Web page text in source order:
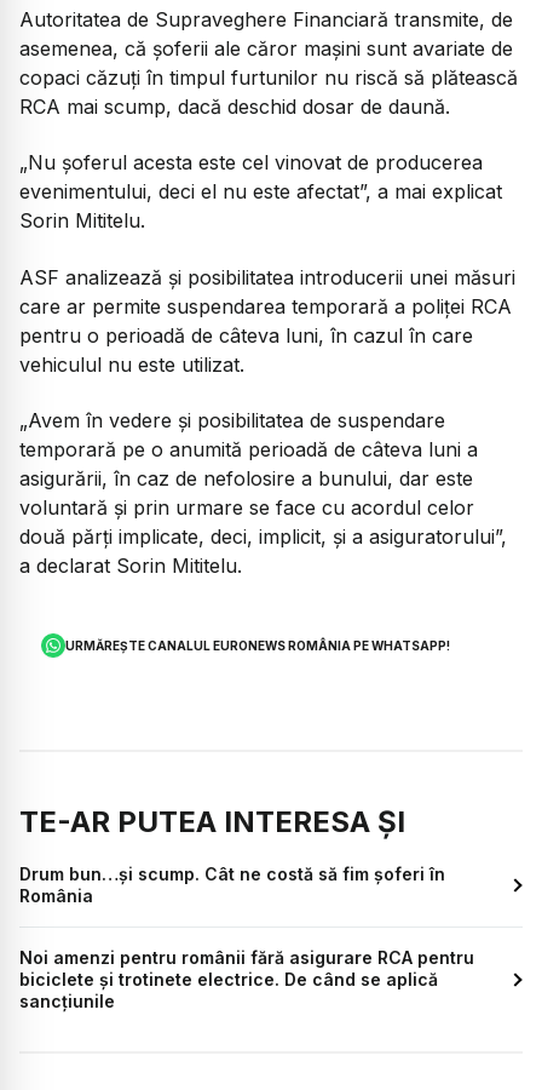
Autoritatea de Supraveghere Financiară transmite, de
asemenea, că șoferii ale căror mașini sunt avariate de
copaci căzuți în timpul furtunilor nu riscă să plătească
RCA mai scump, dacă deschid dosar de daună.
„Nu șoferul acesta este cel vinovat de producerea
evenimentului, deci el nu este afectat”, a mai explicat
Sorin Mititelu.
ASF analizează și posibilitatea introducerii unei măsuri
care ar permite suspendarea temporară a poliței RCA
pentru o perioadă de câteva luni, în cazul în care
vehiculul nu este utilizat.
„Avem în vedere și posibilitatea de suspendare
temporară pe o anumită perioadă de câteva luni a
asigurării, în caz de nefolosire a bunului, dar este
voluntară și prin urmare se face cu acordul celor
două părți implicate, deci, implicit, și a asiguratorului”,
a declarat Sorin Mititelu.
URMĂREȘTE CANALUL EURONEWS ROMÂNIA PE WHATSAPP!
TE-AR PUTEA INTERESA ȘI
Drum bun…și scump. Cât ne costă să fim șoferi în
România
Noi amenzi pentru românii fără asigurare RCA pentru
biciclete și trotinete electrice. De când se aplică
sancțiunile